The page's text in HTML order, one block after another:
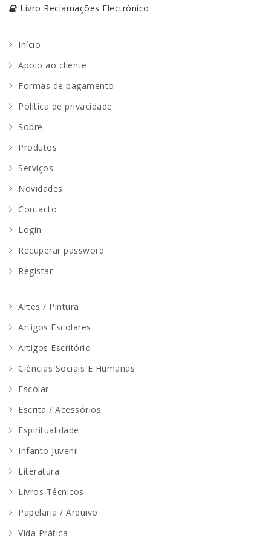
Livro Reclamações Electrónico
Início
Apoio ao cliente
Formas de pagamento
Política de privacidade
Sobre
Produtos
Serviços
Novidades
Contacto
Login
Recuperar password
Registar
Artes / Pintura
Artigos Escolares
Artigos Escritório
Ciências Sociais E Humanas
Escolar
Escrita / Acessórios
Espiritualidade
Infanto Juvenil
Literatura
Livros Técnicos
Papelaria / Arquivo
Vida Prática